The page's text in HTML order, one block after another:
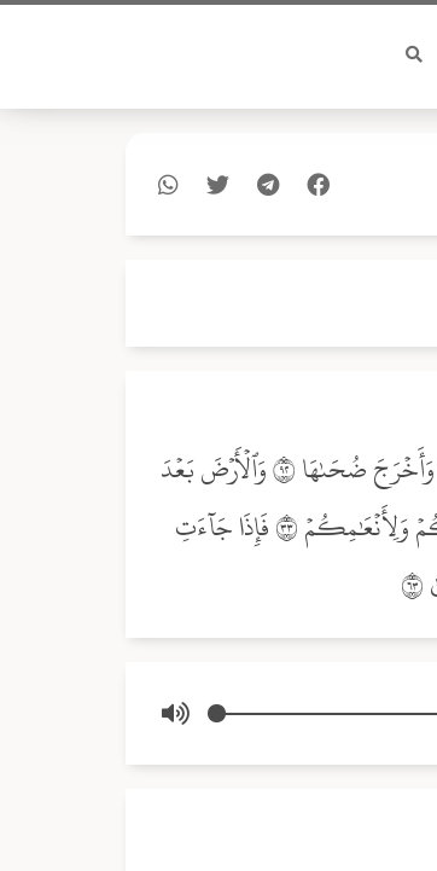
ءَأَنتُمۡ أَشَدُّ خَلۡقًا أَمِ ٱلسَّمَآءُۚ بَنَىٰهَا ٢٧ رَفَعَ سَمۡكَهَا فَسَوَّىٰهَا ٢٨ وَأَغۡطَشَ لَيۡلَهَا وَأَخۡرَجَ ضُحَىٰهَا ٢٩ وَٱلۡأَرۡضَ بَعۡدَ
ذَٰلِكَ دَحَىٰهَآ ٣٠ أَخۡرَجَ مِنۡهَا مَآءَهَا وَمَرۡعَىٰهَا ٣١ وَٱلۡجِبَالَ أَرۡسَىٰهَا ٣٢ مَتَٰعٗا لَّكُمۡ وَلِأَنۡعَٰمِكُمۡ ٣٣ فَإِذَا جَآءَتِ